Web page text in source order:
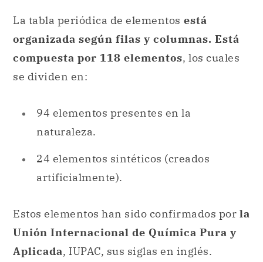
94 elementos presentes en la
naturaleza.
artificialmente).
Unión Internacional de Química Pura y
Aplicada, IUPAC, sus siglas en inglés.
Siguiendo en el modo en que está
organizada la tabla periódica, podemos decir
quetiene 7 líneas horizontales, llamadas